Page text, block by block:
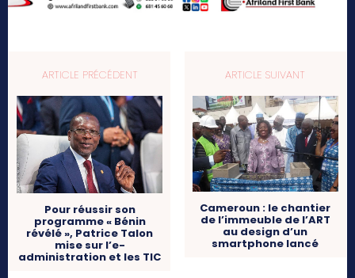
ARTICLE PRÉCÉDENT
Pour réussir son
programme « Bénin
révélé », Patrice Talon
mise sur l’e-
administration et les TIC
ARTICLE SUIVANT
Cameroun : le chantier
de l’immeuble de l’ART
au design d’un
smartphone lancé